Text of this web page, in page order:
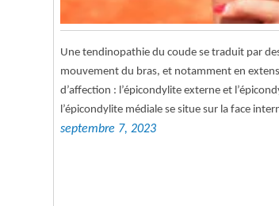
Une tendinopathie du coude se traduit par
mouvement du bras, et notamment en
d’affection : l’épicondylite externe et
l’épicondylite médiale se situe sur la face
septembre 7, 2023